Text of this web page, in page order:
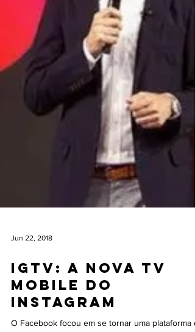
Jun 22, 2018
IGTV: a nova tv
mobile do